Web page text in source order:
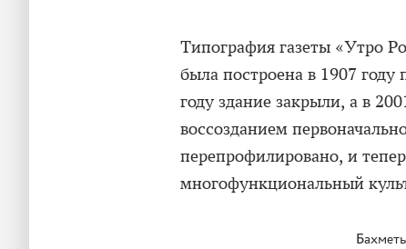
Типография газеты «Утро
была построена в 1907
году здание закрыли, а в
воссозданием
перепрофилировано, и
многофункциональный